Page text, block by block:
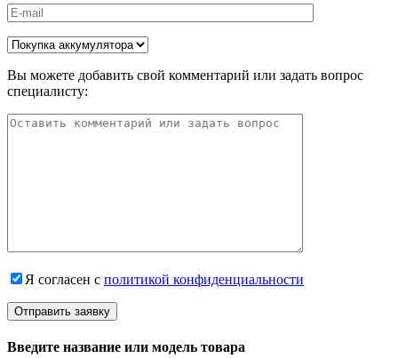
Вы можете добавить свой комментарий или задать вопрос
специалисту:
Я согласен с политикой конфиденциальности
Введите название или модель товара